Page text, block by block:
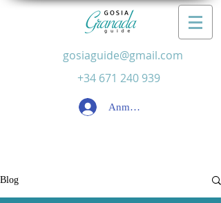
gosiaguide@gmail.com
+34 671 240 939
Anmelden
Blog